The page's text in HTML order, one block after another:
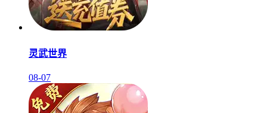
灵武世界
08-07